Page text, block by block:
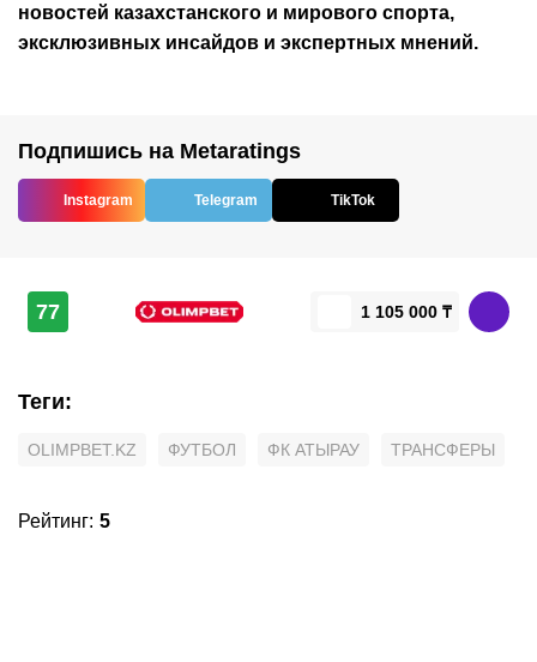
новостей казахстанского и мирового спорта,
эксклюзивных инсайдов и экспертных мнений.
Подпишись на Metaratings
Instagram Telegram TikTok
77 1 105 000 ₸
Теги:
OLIMPBET.KZ ФУТБОЛ ФК АТЫРАУ ТРАНСФЕРЫ
Рейтинг: 5